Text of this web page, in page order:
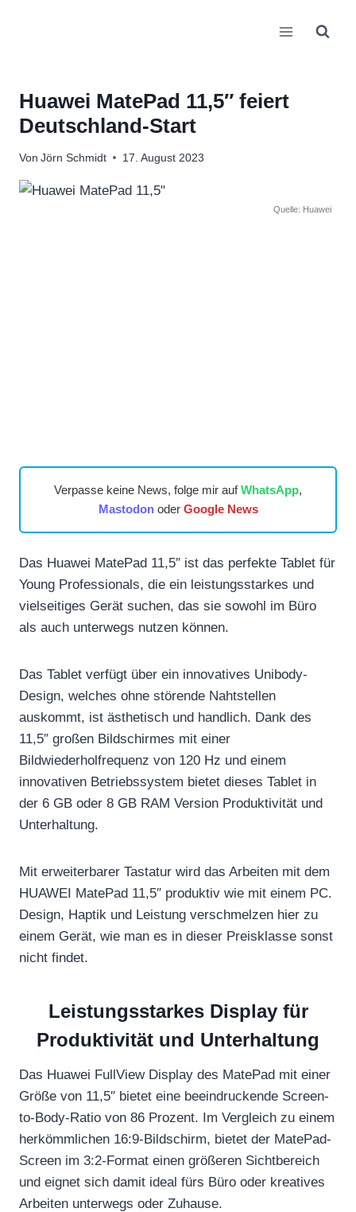
Huawei MatePad 11,5″ feiert
Deutschland-Start
Von Jörn Schmidt 17. August 2023
Quelle: Huawei
Verpasse keine News, folge mir aufWhatsApp,
Mastodonoder Google News
Das Huawei MatePad 11,5″ ist das perfekte Tablet für
Young Professionals, die ein leistungsstarkes und
vielseitiges Gerät suchen, das sie sowohl im Büro
als auch unterwegs nutzen können.
Das Tablet verfügt über ein innovatives Unibody-
Design, welches ohne störende Nahtstellen
auskommt, ist ästhetisch und handlich. Dank des
11,5″ großen Bildschirmes mit einer
Bildwiederholfrequenz von 120 Hz und einem
innovativen Betriebssystem bietet dieses Tablet in
der 6 GB oder 8 GB RAM Version Produktivität und
Unterhaltung.
Mit erweiterbarer Tastatur wird das Arbeiten mit dem
HUAWEI MatePad 11,5″ produktiv wie mit einem PC.
Design, Haptik und Leistung verschmelzen hier zu
einem Gerät, wie man es in dieser Preisklasse sonst
nicht findet.
Leistungsstarkes Display für
Produktivität und Unterhaltung
Das Huawei FullView Display des MatePad mit einer
Größe von 11,5″ bietet eine beeindruckende Screen-
to-Body-Ratio von 86 Prozent. Im Vergleich zu einem
herkömmlichen 16:9-Bildschirm, bietet der MatePad-
Screen im 3:2-Format einen größeren Sichtbereich
und eignet sich damit ideal fürs Büro oder kreatives
Arbeiten unterwegs oder Zuhause.